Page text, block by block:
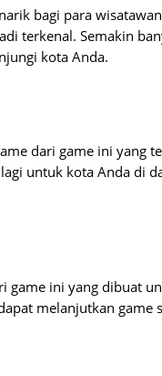
bagi para
terkenal. Semakin
kota Anda.
dari game ini yang
untuk kota Anda di
game ini yang dibuat
melanjutkan game